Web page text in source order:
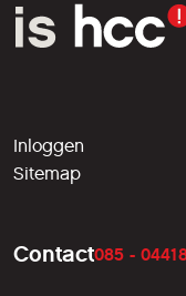
Inloggen
Sitemap
Contact085 -